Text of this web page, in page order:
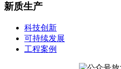
新质生产
科技创新
可持续发展
工程案例